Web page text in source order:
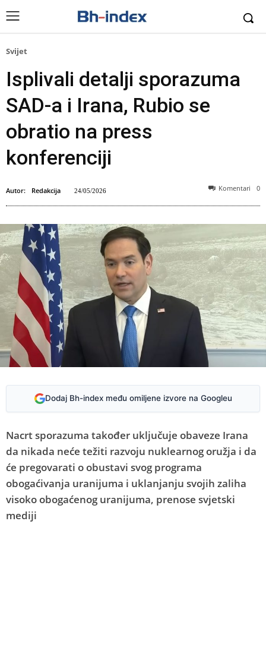
Svijet
Isplivali detalji sporazuma
SAD-a i Irana, Rubio se
obratio na press
konferenciji
Autor: Redakcija 24/05/2026 Komentari 0
Dodaj Bh-index među omiljene izvore na Googleu
Nacrt sporazuma također uključuje obaveze Irana
da nikada neće težiti razvoju nuklearnog oružja i da
će pregovarati o obustavi svog programa
obogaćivanja uranijuma i uklanjanju svojih zaliha
visoko obogaćenog uranijuma, prenose svjetski
mediji